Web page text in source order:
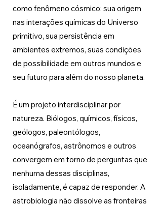
como fenômeno cósmico: sua origem
nas interações químicas do Universo
primitivo, sua persistência em
ambientes extremos, suas condições
de possibilidade em outros mundos e
seu futuro para além do nosso planeta.
É um projeto interdisciplinar por
natureza. Biólogos, químicos, físicos,
geólogos, paleontólogos,
oceanógrafos, astrônomos e outros
convergem em torno de perguntas que
nenhuma dessas disciplinas,
isoladamente, é capaz de responder. A
astrobiologia não dissolve as fronteiras